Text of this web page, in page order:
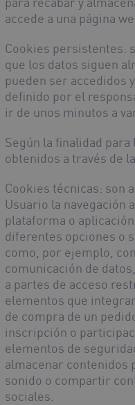
accede a una página
Cookies persistentes:
que los datos siguen
pueden ser accedidos
definido por el
ir de unos minutos a
Según la finalidad
obtenidos a través de
Cookies técnicas: son
Usuario la navegación
plataforma o
diferentes opciones o
como, por ejemplo,
comunicación de
a partes de acceso
elementos que
de compra de un
inscripción o
elementos de
almacenar contenidos
sonido o compartir
sociales.